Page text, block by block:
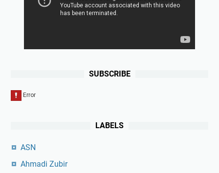
SUBSCRIBE
LABELS
ASN
Ahmadi Zubir